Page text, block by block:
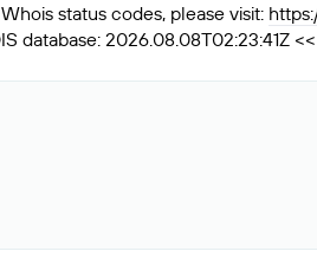
status codes, please visit:
database: 2026.08.08T02:23:41Z <<